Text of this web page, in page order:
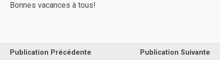
Bonnes vacances à tous!
Publication Précédente
Publication Suivante